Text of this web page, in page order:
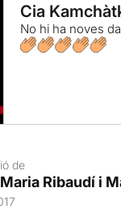
Cia
No hi ha noves
de
Ribaudí i